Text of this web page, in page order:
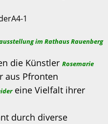
im Rathaus Rauenberg
die Künstler Rosemarie
aus Pfronten
eine Vielfalt ihrer
durch diverse